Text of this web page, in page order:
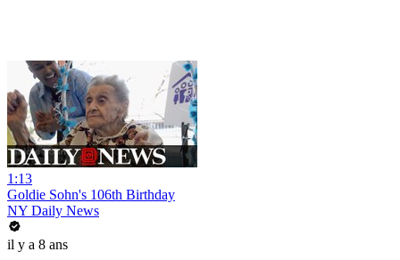
1:13
Goldie Sohn's 106th Birthday
NY Daily News
il y a 8 ans